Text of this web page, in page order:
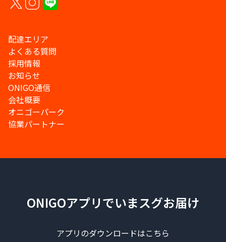
配達エリア
よくある質問
採用情報
お知らせ
ONIGO通信
会社概要
オニゴーパーク
協業パートナー
ONIGOアプリでいまスグお届け
アプリのダウンロードはこちら